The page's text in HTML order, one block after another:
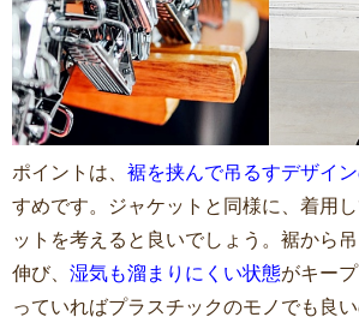
ポイントは、 裾を挟んで吊るすデザイ
すめです。ジャケットと同様に、着用
ットを考えると良いでしょう。裾から
伸び、 湿気も溜まりにくい状態がキー
っていればプラスチックのモノでも良